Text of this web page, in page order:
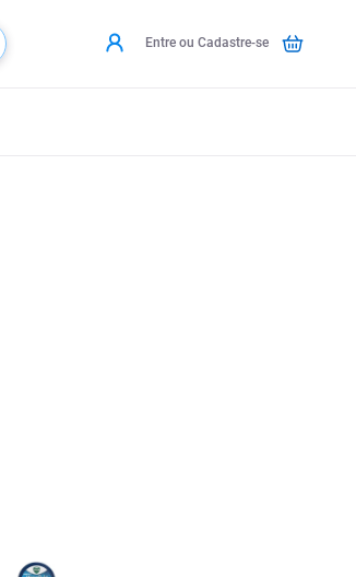
Entre ou Cadastre-se